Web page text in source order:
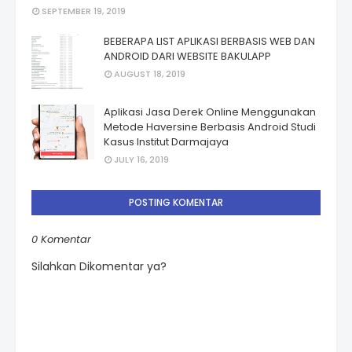
SEPTEMBER 19, 2019
BEBERAPA LIST APLIKASI BERBASIS WEB DAN
ANDROID DARI WEBSITE BAKULAPP
AUGUST 18, 2019
Aplikasi Jasa Derek Online Menggunakan
Metode Haversine Berbasis Android Studi
Kasus Institut Darmajaya
JULY 16, 2019
POSTING KOMENTAR
0 Komentar
Silahkan Dikomentar ya?